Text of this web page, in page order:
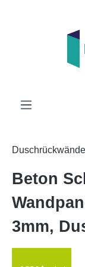
Duschrückwände
Beton
3mm,